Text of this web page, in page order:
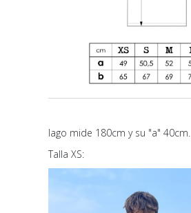
Iago mide 180cm y su "a" 40cm.
Talla XS: